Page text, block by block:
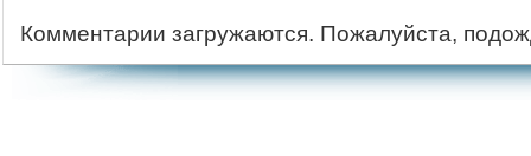
Комментарии загружаются. Пожалуйста,